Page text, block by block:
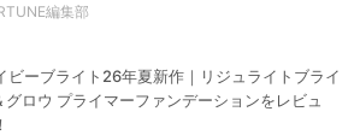
編集部
ビーブライト26年夏新作｜リジュライトブライ
グロウ プライマーファンデーションをレビュ